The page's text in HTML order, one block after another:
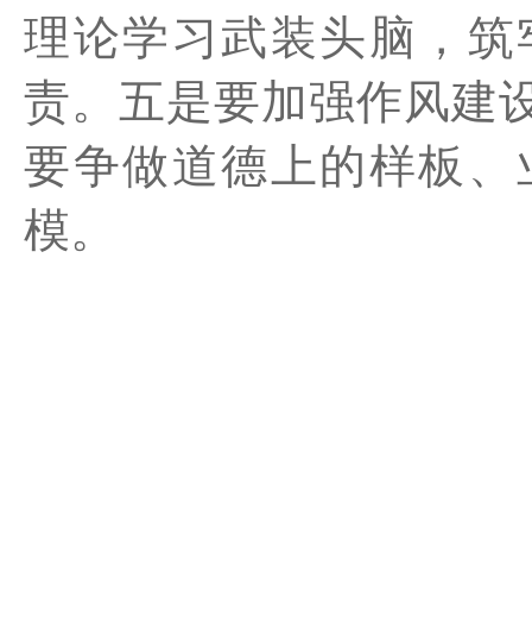
理论学习武装头脑，
责。 五是要加强作风建
要争做道德上的样板
模。